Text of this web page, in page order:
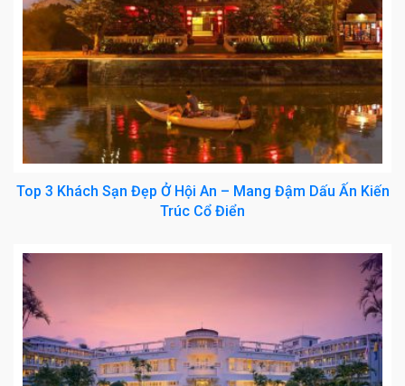
Top 3 Khách Sạn Đẹp Ở Hội An – Mang Đậm Dấu Ấn Kiến
Trúc Cổ Điển